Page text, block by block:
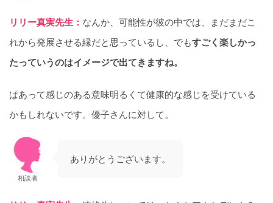
リリー真実先生： なんか、可能性が彼の中では、まだまだこ
れから発展させる縁だと思っているし、でもすごく楽しかっ
たっていうのはイメージで出てきますね。
ぱあって感じのある意味明るくて健康的な感じを受けている
かもしれないです。優子さんに対して。
相談者
ありがとうございます。